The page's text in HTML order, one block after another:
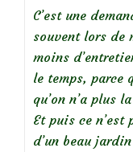
C’est une
souvent lors de
moins
le temps, parce
qu’on n’a plus
Et puis ce n’est
d’un beau